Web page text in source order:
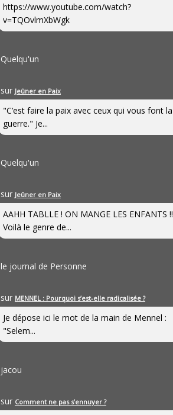
https://www.youtube.com/watch?
v=TQOvlmXbWgk
Quelqu'un
sur Jeûner en Paix
"C’est faire la paix avec ceux qui vous font la
guerre." Je...
Quelqu'un
sur Jeûner en Paix
AAHH TABLLE ! ON MANGE LES ENFANTS !!
Voilà le genre de...
le journal de Personne
sur MENNEL : Pourquoi s’est-elle radicalisée ?
Je dépose ici le mot de la main de Mennel :
"Selem...
jacou
sur Comment ne pas s’ennuyer ?